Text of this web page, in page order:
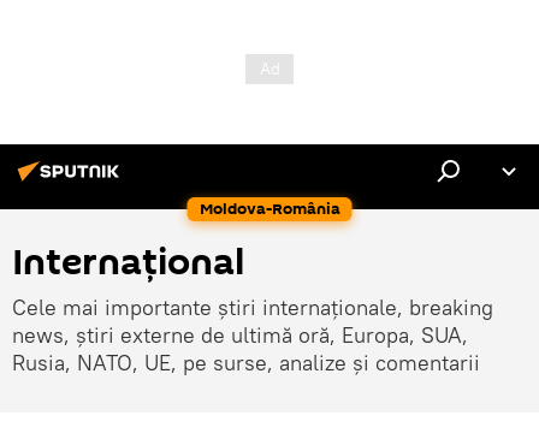
Moldova-România
Internaţional
Cele mai importante știri internaționale, breaking
news, știri externe de ultimă oră, Europa, SUA,
Rusia, NATO, UE, pe surse, analize și comentarii